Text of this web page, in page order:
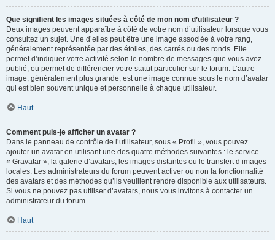
Que signifient les images situées à côté de mon nom d’utilisateur ?
Deux images peuvent apparaître à côté de votre nom d’utilisateur lorsque vous
consultez un sujet. Une d’elles peut être une image associée à votre rang,
généralement représentée par des étoiles, des carrés ou des ronds. Elle
permet d’indiquer votre activité selon le nombre de messages que vous avez
publié, ou permet de différencier votre statut particulier sur le forum. L’autre
image, généralement plus grande, est une image connue sous le nom d’avatar
qui est bien souvent unique et personnelle à chaque utilisateur.
Haut
Comment puis-je afficher un avatar ?
Dans le panneau de contrôle de l’utilisateur, sous « Profil », vous pouvez
ajouter un avatar en utilisant une des quatre méthodes suivantes : le service
« Gravatar », la galerie d’avatars, les images distantes ou le transfert d’images
locales. Les administrateurs du forum peuvent activer ou non la fonctionnalité
des avatars et des méthodes qu’ils veuillent rendre disponible aux utilisateurs.
Si vous ne pouvez pas utiliser d’avatars, nous vous invitons à contacter un
administrateur du forum.
Haut